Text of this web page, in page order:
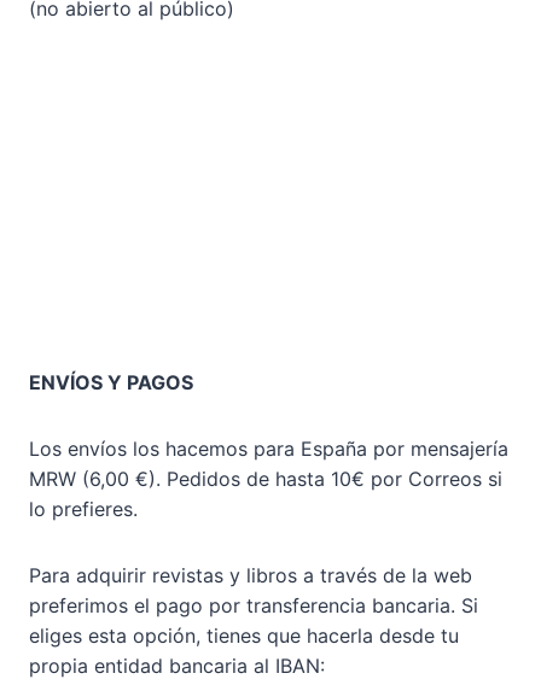
(no abierto al público)
ENVÍOS Y PAGOS
Los envíos los hacemos para España por mensajería
MRW (6,00 €). Pedidos de hasta 10€ por Correos si
lo prefieres.
Para adquirir revistas y libros a través de la web
preferimos el pago por transferencia bancaria. Si
eliges esta opción, tienes que hacerla desde tu
propia entidad bancaria al IBAN: